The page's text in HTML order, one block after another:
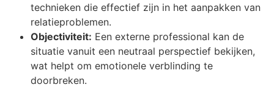
technieken die effectief zijn in het aanpakken van
relatieproblemen.
Objectiviteit: Een externe professional kan de
situatie vanuit een neutraal perspectief bekijken,
wat helpt om emotionele verblinding te
doorbreken.